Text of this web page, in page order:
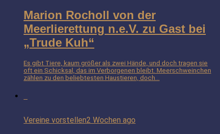
Marion Rocholl von der
Meerlierettung n.e.V. zu Gast bei
„Trude Kuh“
Es gibt Tiere, kaum größer als zwei Hände, und doch tragen sie
oft ein Schicksal, das im Verborgenen bleibt. Meerschweinchen
zählen zu den beliebtesten Haustieren, doch...
Vereine vorstellen2 Wochen ago